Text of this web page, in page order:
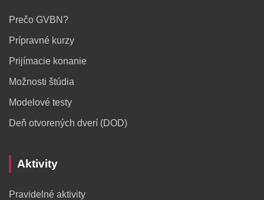
Prečo GVBN?
Prípravné kurzy
Prijímacie konanie
Možnosti štúdia
Modelové testy
Deň otvorených dverí (DOD)
Aktivity
Pravidelné aktivity